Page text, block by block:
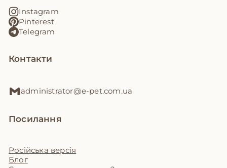
Instagram
Pinterest
Telegram
Контакти
administrator@e-pet.com.ua
Посилання
Російська версія
Блог